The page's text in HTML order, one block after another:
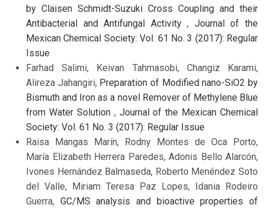
by Claisen Schmidt-Suzuki Cross Coupling and their
Antibacterial and Antifungal Activity, Journal of the
Mexican Chemical Society: Vol. 61 No. 3 (2017): Regular
Issue
Farhad Salimi, Keivan Tahmasobi, Changiz Karami,
Alireza Jahangiri, Preparation of Modified nano-SiO2 by
Bismuth and Iron as a novel Remover of Methylene Blue
from Water Solution , Journal of the Mexican Chemical
Society: Vol. 61 No. 3 (2017): Regular Issue
Raisa Mangas Marín, Rodny Montes de Oca Porto,
María Elizabeth Herrera Paredes, Adonis Bello Alarcón,
Ivones Hernández Balmaseda, Roberto Menéndez Soto
del Valle, Miriam Teresa Paz Lopes, Idania Rodeiro
Guerra, GC/MS analysis and bioactive properties of